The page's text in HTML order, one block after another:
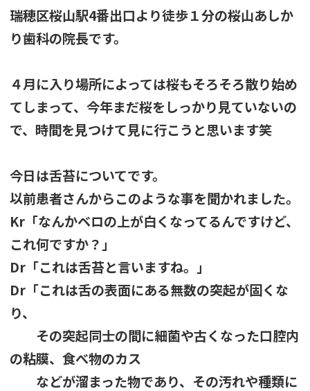
瑞穂区桜山駅4番出口より徒歩１分の桜山あしか
り歯科の院長です。
４月に入り場所によっては桜もそろそろ散り始め
てしまって、今年まだ桜をしっかり見ていないの
で、時間を見つけて見に行こうと思います笑
今日は舌苔についてです。
以前患者さんからこのような事を聞かれました。
Kr「なんかベロの上が白くなってるんですけど、
これ何ですか？」
Dr「これは舌苔と言いますね。」
Dr「これは舌の表面にある無数の突起が固くな
り、
その突起同士の間に細菌や古くなった口腔内
の粘膜、食べ物のカス
などが溜まった物であり、その汚れや種類に